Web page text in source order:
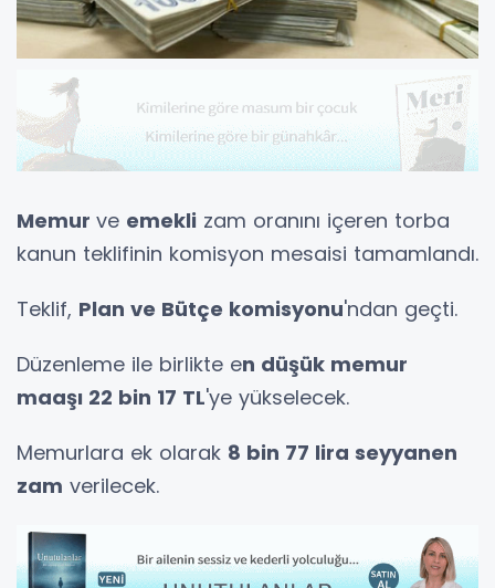
Memur ve emekli zam oranını içeren torba
kanun teklifinin komisyon mesaisi tamamlandı.
Teklif, Plan ve Bütçe komisyonu'ndan geçti.
Düzenleme ile birlikte en düşük memur
maaşı 22 bin 17 TL'ye yükselecek.
Memurlara ek olarak 8 bin 77 lira seyyanen
zam verilecek.